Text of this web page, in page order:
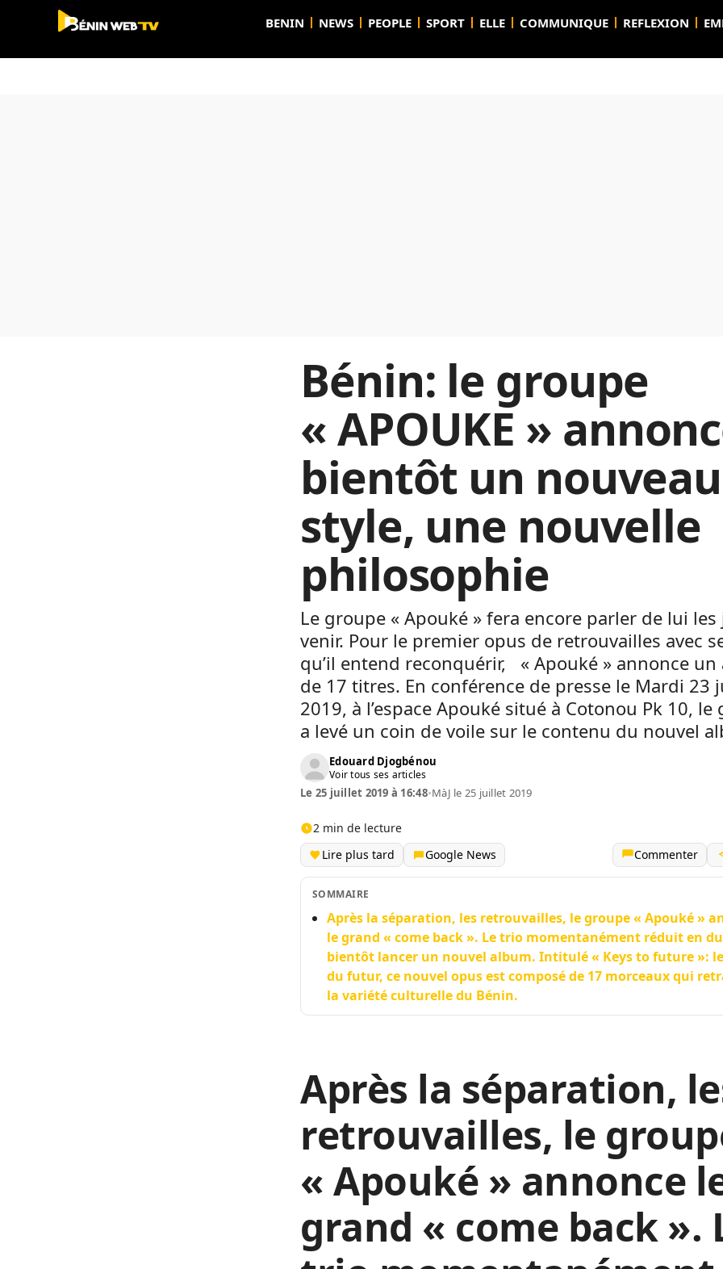
BENIN NEWS PEOPLE SPORT ELLE COMMUNIQUE REFLEXION
Bénin: le groupe
« APOUKE »
bientôt un nouveau
style, une nouvelle
philosophie
Le groupe « Apouké » fera encore parler de lui les
venir. Pour le premier opus de retrouvailles avec
qu’il entend reconquérir, « Apouké » annonce un
de 17 titres. En conférence de presse le Mardi 23
2019, à l’espace Apouké situé à Cotonou Pk 10, le
a levé un coin de voile sur le contenu du nouvel
Edouard Djogbénou
Voir tous ses articles
Le 25 juillet 2019 à 16:48•MàJ le 25 juillet 2019
2 min de lecture
Lire plus tard
Google News Commenter
SOMMAIRE
Après la séparation, les retrouvailles, le groupe « Apouké »
le grand « come back ». Le trio momentanément réduit en
bientôt lancer un nouvel album. Intitulé « Keys to future »:
du futur, ce nouvel opus est composé de 17 morceaux qui
la variété culturelle du Bénin.
Après la séparation,
retrouvailles, le
« Apouké » annonce
grand « come back ».